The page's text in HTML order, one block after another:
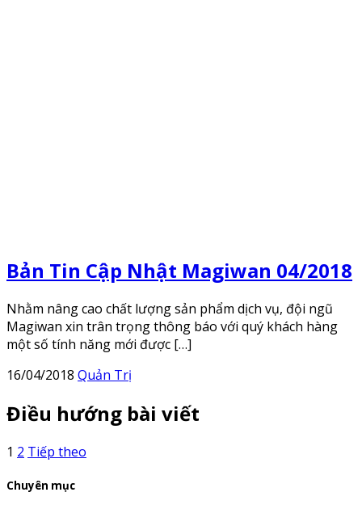
Bản Tin Cập Nhật Magiwan 04/2018
Nhằm nâng cao chất lượng sản phẩm dịch vụ, đội ngũ
Magiwan xin trân trọng thông báo với quý khách hàng
một số tính năng mới được […]
16/04/2018 Quản Trị
Điều hướng bài viết
1 2 Tiếp theo
Chuyên mục